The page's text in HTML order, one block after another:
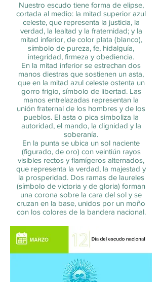
Nuestro escudo tiene forma de elipse,
cortada al medio: la mitad superior azul
celeste, que representa la justicia, la
verdad, la lealtad y la fraternidad; y la
mitad inferior, de color plata (blanco),
símbolo de pureza, fe, hidalguía,
integridad, firmeza y obediencia.
En la mitad inferior se estrechan dos
manos diestras que sostienen un asta,
que en la mitad azul celeste ostenta un
gorro frigio, símbolo de libertad. Las
manos entrelazadas representan la
unión fraternal de los hombres y de los
pueblos. El asta o pica simboliza la
autoridad, el mando, la dignidad y la
soberanía.
En la punta se ubica un sol naciente
(figurado, de oro) con veintiún rayos
visibles rectos y flamígeros alternados,
que representa la verdad, la majestad y
la prosperidad. Dos ramas de laureles
(símbolo de victoria y de gloria) forman
una corona sobre la cara del sol y se
cruzan en la base, unidos por un moño
con los colores de la bandera nacional.